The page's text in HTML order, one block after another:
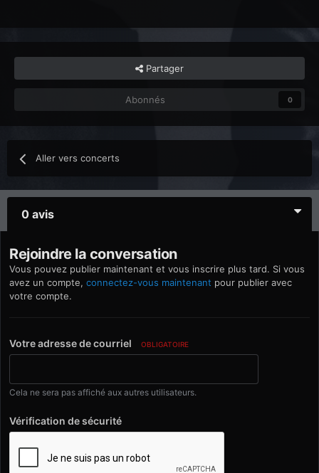
Partager
Abonnés 0
Aller vers concerts
0 avis
Rejoindre la conversation
Vous pouvez publier maintenant et vous inscrire plus tard. Si vous
avez un compte, connectez-vous maintenant pour publier avec
votre compte.
Votre adresse de courriel OBLIGATOIRE
Cela ne sera pas affiché aux autres utilisateurs.
Vérification de sécurité